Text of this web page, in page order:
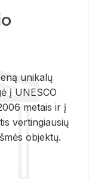
unikalų
į UNESCO
metais ir į
vertingiausių
objektų.